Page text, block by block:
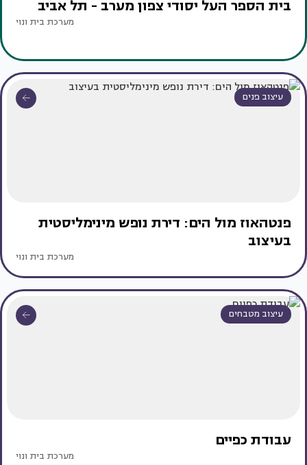
בית הספר העל יסודי צפון מערב - תל אביב
מערכת בית ונוי
עיצוב פנים
פנטהאוז מול הים: דירת נופש מינימליסטית
בעיצוב
מערכת בית ונוי
עיצוב מטבחים
עבודת כפיים
מערכת בית ונוי